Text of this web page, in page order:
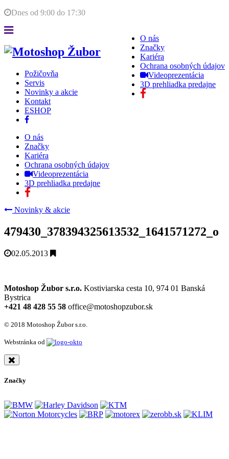
Dnes od 9:00 do 17:30
O nás
Značky
Kariéra
Ochrana osobných údajov
Videoprezentácia
3D prehliadka predajne
Požičovňa
Servis
Novinky a akcie
Kontakt
ESHOP
O nás
Značky
Kariéra
Ochrana osobných údajov
Videoprezentácia
3D prehliadka predajne
Novinky & akcie
479430_378394325613532_1641571272_o
02.05.2013
Motoshop Žubor s.r.o. Kostiviarska cesta 10, 974 01 Banská
Bystrica
+421 48 428 55 58 office@motoshopzubor.sk
© 2018 Motoshop Žubor s.r.o.
Webstránka od
Značky